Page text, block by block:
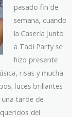
pasado fin de
semana, cuando
la Casería Junto
a Tadi Party se
hizo presente
risas y mucha
luces brillantes
una tarde de
del